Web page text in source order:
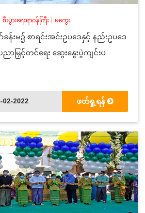
စီးပွားရေးရာဝန်ကြီး မကွေး
န်းမ၌ စာရင်းအင်းဥပဒေနှင့် နည်းဥပဒေ
ာမြှင့်တင်ရေး ဆွေးနွေးပွဲကျင်းပ
02-2022 ဖတ်ရှု့ရန်